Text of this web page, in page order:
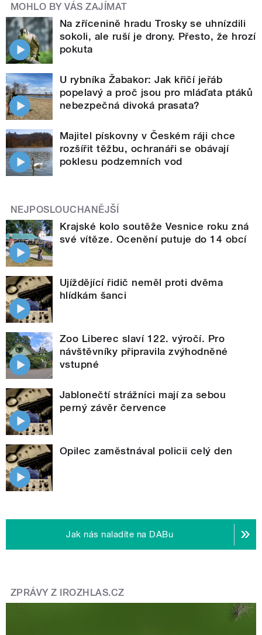
MOHLO BY VÁS ZAJÍMAT
Na zřícenině hradu Trosky se uhnízdili
sokoli, ale ruší je drony. Přesto, že hrozí
pokuta
U rybníka Žabakor: Jak křičí jeřáb
popelavý a proč jsou pro mláďata ptáků
nebezpečná divoká prasata?
Majitel pískovny v Českém ráji chce
rozšířit těžbu, ochranáři se obávají
poklesu podzemních vod
NEJPOSLOUCHANĚJŠÍ
Krajské kolo soutěže Vesnice roku zná
své vítěze. Ocenění putuje do 14 obcí
Ujíždějící řidič neměl proti dvěma
hlídkám šanci
Zoo Liberec slaví 122. výročí. Pro
návštěvníky připravila zvýhodněné
vstupné
Jablonečtí strážníci mají za sebou
perný závěr července
Opilec zaměstnával policii celý den
Jak nás naladíte na DABu
ZPRÁVY Z IROZHLAS.CZ